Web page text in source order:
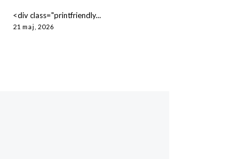
<div class="printfriendly...
21 maj, 2026